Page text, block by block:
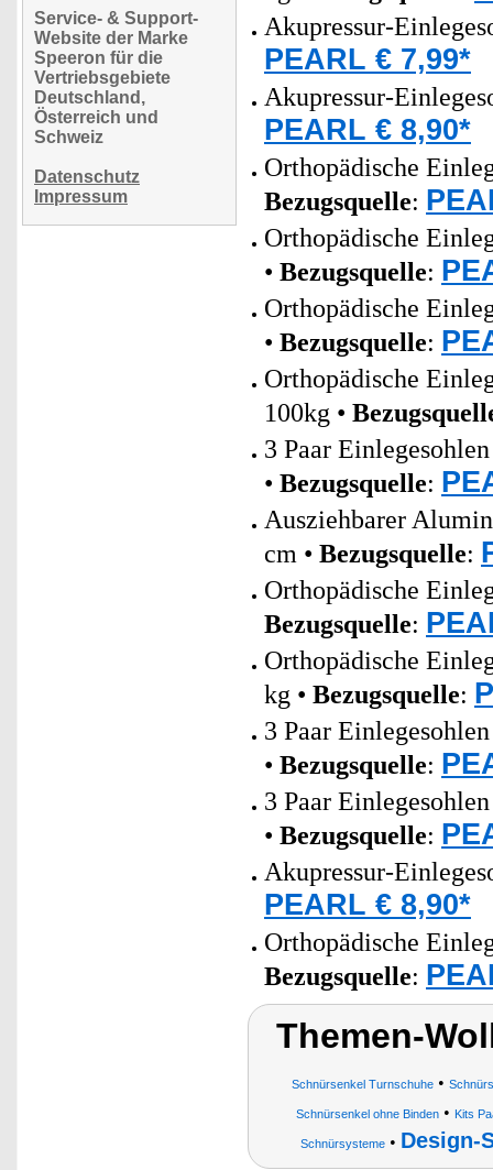
Service- & Support-
Website der Marke
Speeron für die
Vertriebsgebiete
Deutschland,
Österreich und
Schweiz
Datenschutz
Impressum
Akupressur-
PEARL € 7,99*
Akupressur-
PEARL € 8,90*
Orthopädische
Bezugsquelle:
Orthopädische
• Bezugsquelle:
Orthopädische
• Bezugsquelle:
Orthopädische
100kg •
3 Paar
• Bezugsquelle:
Ausziehbarer
cm • Bezugsquelle:
Orthopädische
Bezugsquelle:
Orthopädische
kg • Bezugsquelle:
3 Paar
• Bezugsquelle:
3 Paar
• Bezugsquelle:
Akupressur-
PEARL € 8,90*
Orthopädische
Bezugsquelle:
Themen-
Schnürsenkel Turnschuhe•
Schnürsenkel ohne Binden • Kits
Schnürsysteme • Design-